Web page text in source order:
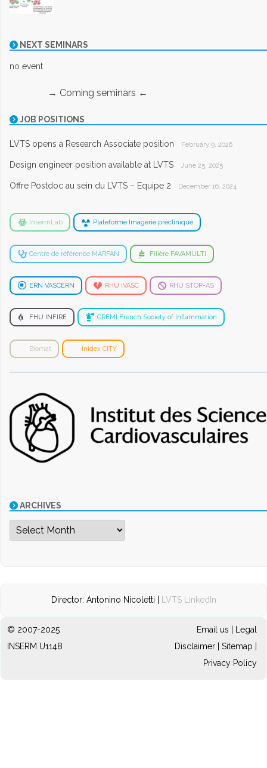
NEXT SEMINARS
no event
→ Coming seminars ←
JOB POSITIONS
LVTS opens a Research Associate position February 9, 2026
Design engineer position available at LVTS June 25, 2025
Offre Postdoc au sein du LVTS – Equipe 2 December 16, 2024
InsermLab Plateforme Imagerie préclinique
Centre de référence MARFAN Filière FAVAMULTI
ERN VASCERN RHU iVASC RHU STOP-AS
FHU INFIRE GREMI French Society of Inflammation
Biomat Inidex CITY
ARCHIVES
Archives
Director: Antonino Nicoletti | LVTS LinkedIn
© 2007-2025
INSERM U1148
Email us
Legal
Disclaimer| Sitemap
Privacy Policy